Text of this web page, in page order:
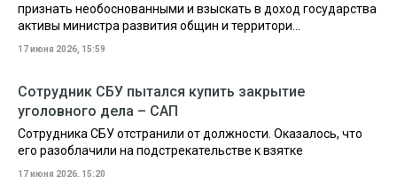
признать необоснованными и взыскать в доход государства
активы министра развития общин и территори...
17 июня 2026, 15:59
Сотрудник СБУ пытался купить закрытие
уголовного дела – САП
Сотрудника СБУ отстранили от должности. Оказалось, что
его разоблачили на подстрекательстве к взятке
17 июня 2026, 15:20